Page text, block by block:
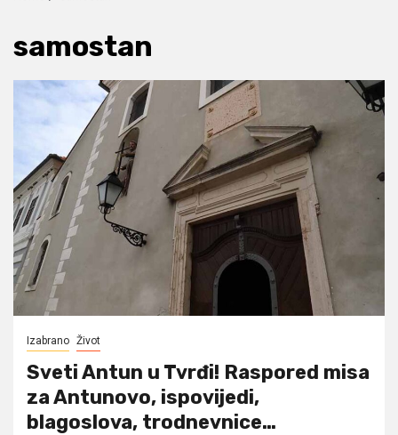
samostan
Izabrano Život
Sveti Antun u Tvrđi! Raspored misa
za Antunovo, ispovijedi,
blagoslova, trodnevnice…